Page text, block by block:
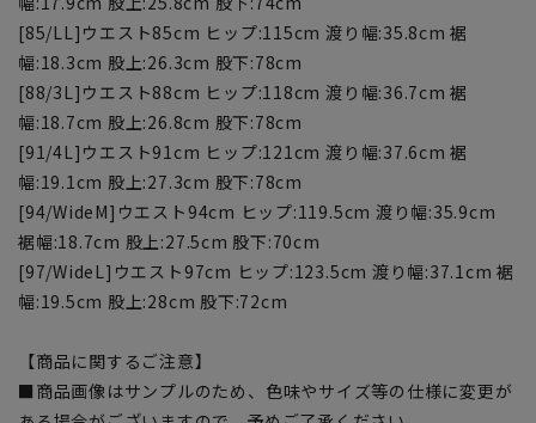
[85/LL]ウエスト85cm ヒップ:115cm 渡り幅:35.8cm 裾
幅:18.3cm 股上:26.3cm 股下:78cm
[88/3L]ウエスト88cm ヒップ:118cm 渡り幅:36.7cm 裾
幅:18.7cm 股上:26.8cm 股下:78cm
[91/4L]ウエスト91cm ヒップ:121cm 渡り幅:37.6cm 裾
幅:19.1cm 股上:27.3cm 股下:78cm
[94/WideM]ウエスト94cm ヒップ:119.5cm 渡り幅:35.9cm
裾幅:18.7cm 股上:27.5cm 股下:70cm
[97/WideL]ウエスト97cm ヒップ:123.5cm 渡り幅:37.1cm 裾
幅:19.5cm 股上:28cm 股下:72cm
【商品に関するご注意】
■商品画像はサンプルのため、色味やサイズ等の仕様に変更が